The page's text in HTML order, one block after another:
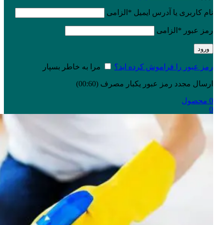
نام کاربری یا آدرس ایمیل * الزامی
رمز عبور * الزامی
ورود
رمز عبور را فراموش کرده اید؟ مرا به خاطر بسپار
ارسال مجدد رمز عبور یکبار مصرف (00:
60
)
0 محصول
0